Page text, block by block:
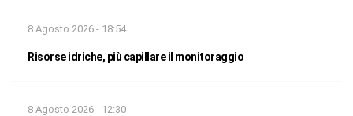
8 Agosto 2026 - 18:54
Risorse idriche, più capillare il monitoraggio
8 Agosto 2026 - 12:30